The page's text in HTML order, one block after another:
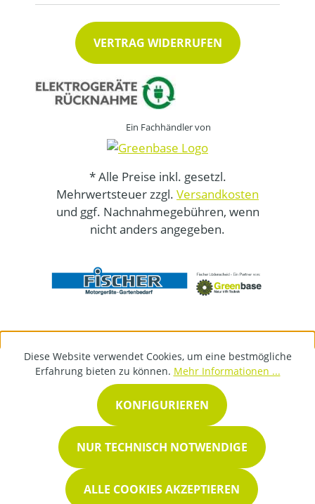
VERTRAG WIDERRUFEN
Ein Fachhändler von
* Alle Preise inkl. gesetzl.
Mehrwertsteuer zzgl. Versandkosten
und ggf. Nachnahmegebühren, wenn
nicht anders angegeben.
Diese Website verwendet Cookies, um eine bestmögliche
Erfahrung bieten zu können. Mehr Informationen ...
NUR TECHNISCH NOTWENDIGE
KONFIGURIEREN
ALLE COOKIES AKZEPTIEREN